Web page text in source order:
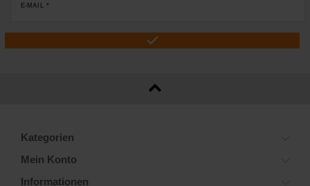
E-MAIL *
Kategorien
Mein Konto
Informationen